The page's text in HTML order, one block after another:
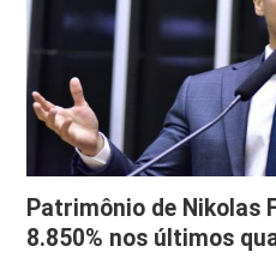
Patrimônio de Nikolas
8.850% nos últimos